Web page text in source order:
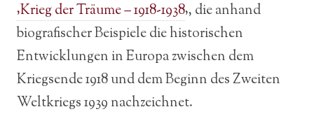
‚Krieg der Träume – 1918-1938‚, die anhand
biografischer Beispiele die historischen
Entwicklungen in Europa zwischen dem
Kriegsende 1918 und dem Beginn des Zweiten
Weltkriegs 1939 nachzeichnet.